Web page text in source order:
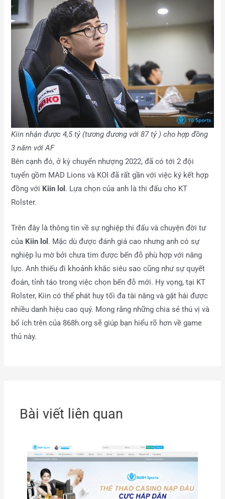
Kiin nhận được 4,5 tỷ (tương đương với 87 tỷ ) cho hợp đồng
3 năm với AF
Bên cạnh đó, ở kỳ chuyển nhượng 2022, đã có tới 2 đội
tuyển gồm MAD Lions và KOI đã rất gần với việc ký kết hợp
đồng với Kiin lol . Lựa chọn của anh là thi đấu cho KT
Rolster.
Trên đây là thông tin về sự nghiệp thi đấu và chuyện đời tư
của Kiin lol . Mặc dù được đánh giá cao nhưng anh có sự
nghiệp lu mờ bởi chưa tìm được bến đỗ phù hợp với năng
lực. Anh thiếu đi khoảnh khắc siêu sao cũng như sự quyết
đoán, tỉnh táo trong việc chọn bến đỗ mới. Hy vọng, tại KT
Rolster, Kiin có thể phát huy tối đa tài năng và gặt hái được
nhiều danh hiệu cao quý. Mong rằng những chia sẻ thú vị và
bổ ích trên của 868h.org sẽ giúp bạn hiểu rõ hơn về game
thủ này.
Bài viết liên quan